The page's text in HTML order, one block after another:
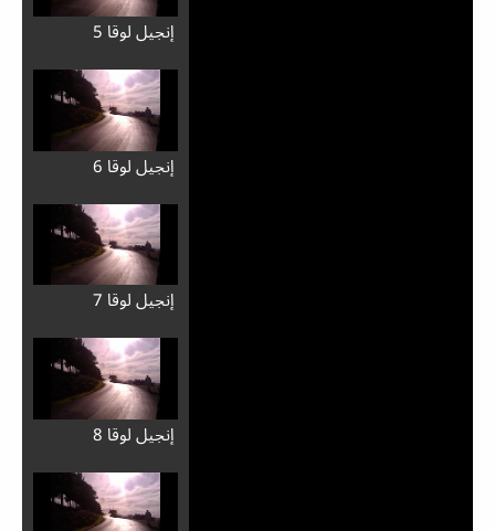
إِنجيل لوقا 5
إِنجيل لوقا 6
إِنجيل لوقا 7
إِنجيل لوقا 8